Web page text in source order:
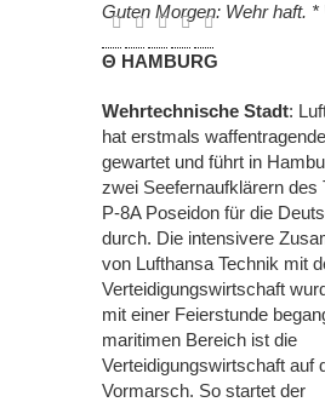
Guten Morgen: Wehr haft. *
Θ HAMBURG
Wehrtechnische Stadt:
hat erstmals
gewartet und führt in
zwei Seefernaufklärern des
P-8A Poseidon für die
durch. Die intensivere
von Lufthansa Technik mit
Verteidigungswirtschaft
mit einer Feierstunde
maritimen Bereich ist die
Verteidigungswirtschaft auf
Vormarsch. So startet der